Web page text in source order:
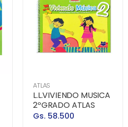
ATLAS
L.L.VIVIENDO MUSICA
2ºGRADO ATLAS
Gs. 58.500